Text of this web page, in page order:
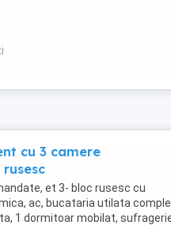
cu 3 camere
et 3- bloc rusesc cu
ac, bucataria utilata
1 dormitoar mobilat,